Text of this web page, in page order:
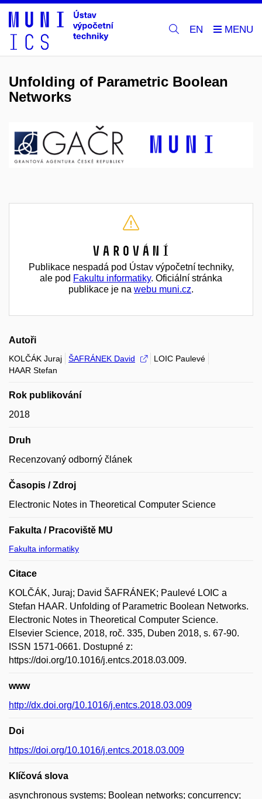
EN
Unfolding of Parametric Boolean
Networks
Varování
Publikace nespadá pod Ústav výpočetní techniky,
ale pod Fakultu informatiky. Oficiální stránka
publikace je na webu muni.cz.
Autoři
KOLČÁK Juraj ŠAFRÁNEK David
LOIC Paulevé
HAAR Stefan
Rok publikování
2018
Druh
Recenzovaný odborný článek
Časopis / Zdroj
Electronic Notes in Theoretical Computer Science
Fakulta / Pracoviště MU
Fakulta informatiky
Citace
KOLČÁK, Juraj; David ŠAFRÁNEK; Paulevé LOIC a
Stefan HAAR. Unfolding of Parametric Boolean Networks.
Electronic Notes in Theoretical Computer Science.
Elsevier Science, 2018, roč. 335, Duben 2018, s. 67-90.
ISSN 1571-0661. Dostupné z:
https://doi.org/10.1016/j.entcs.2018.03.009.
www
http://dx.doi.org/10.1016/j.entcs.2018.03.009
Doi
https://doi.org/10.1016/j.entcs.2018.03.009
Klíčová slova
asynchronous systems; Boolean networks; concurrency;